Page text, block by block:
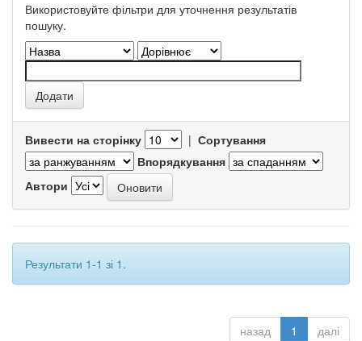
Використовуйте фільтри для уточнення результатів
пошуку.
Вивести на сторінку | Сортування
Впорядкування
Автори
Результати 1-1 зі 1.
назад 1 далі